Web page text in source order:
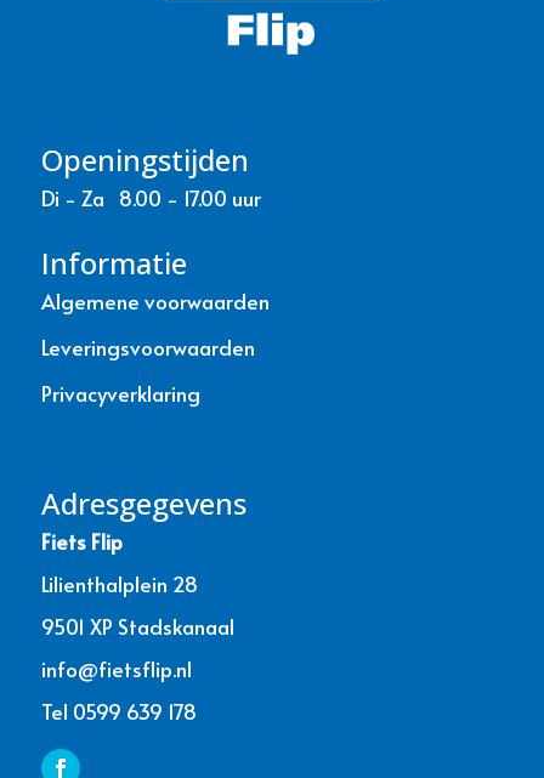
Openingstijden
Di - Za 8.00 - 17.00 uur
Informatie
Algemene voorwaarden
Leveringsvoorwaarden
Privacyverklaring
Adresgegevens
Fiets Flip
Lilienthalplein 28
9501 XP Stadskanaal
info@fietsflip.nl
Tel 0599 639 178